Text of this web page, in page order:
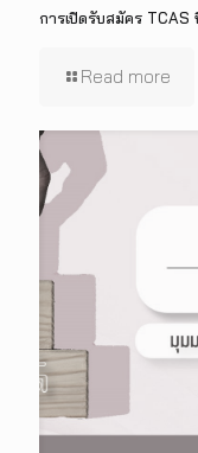
การเปิดรับสมัคร
Read more